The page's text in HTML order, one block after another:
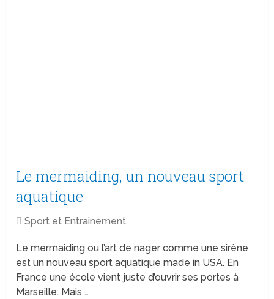
Le mermaiding, un nouveau sport
aquatique
Sport et Entrainement
Le mermaiding ou l’art de nager comme une sirène
est un nouveau sport aquatique made in USA. En
France une école vient juste d’ouvrir ses portes à
Marseille. Mais …